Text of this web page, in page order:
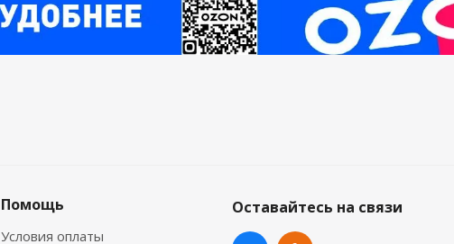
Помощь
Условия оплаты
Оставайтесь на связи